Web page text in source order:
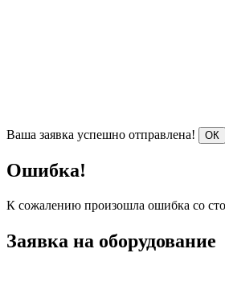
Ваша заявка успешно отправлена! ОК
Ошибка!
К сожалению произошла ошибка со
Заявка на оборудование